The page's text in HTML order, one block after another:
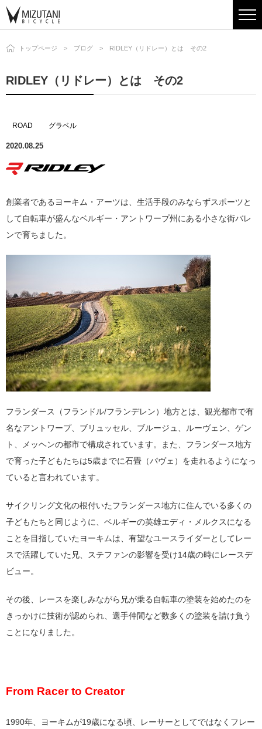
トップページ ブログ RIDLEY（リドレー）とは その2
RIDLEY（リドレー）とは その2
ROAD グラベル
2020.08.25
創業者であるヨーキム・アーツは、生活手段のみならずスポーツと
して自転車が盛んなベルギー・アントワープ州にある小さな街バレ
ンで育ちました。
フランダース（フランドル/フランデレン）地方とは、観光都市で有
名なアントワープ、ブリュッセル、ブルージュ、ルーヴェン、ゲン
ト、メッヘンの都市で構成されています。また、フランダース地方
で育った子どもたちは5歳までに石畳（パヴェ）を走れるようになっ
ていると言われています。
サイクリング文化の根付いたフランダース地方に住んでいる多くの
子どもたちと同じように、ベルギーの英雄エディ・メルクスになる
ことを目指していたヨーキムは、有望なユースライダーとしてレー
スで活躍していた兄、ステファンの影響を受け14歳の時にレースデ
ビュー。
その後、レースを楽しみながら兄が乗る自転車の塗装を始めたのを
きっかけに技術が認められ、選手仲間など数多くの塗装を請け負う
ことになりました。
From Racer to Creator
1990年、ヨーキムが19歳になる頃、レーサーとしてではなくフレー